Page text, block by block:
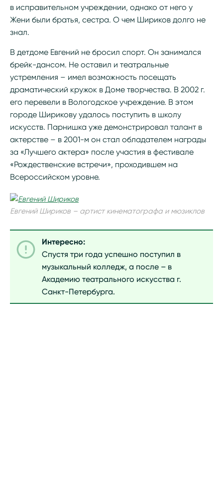
в исправительном учреждении, однако от него у
Жени были братья, сестра. О чем Шириков долго не
знал.
В детдоме Евгений не бросил спорт. Он занимался
брейк-дансом. Не оставил и театральные
устремления – имел возможность посещать
драматический кружок в Доме творчества. В 2002 г.
его перевели в Вологодское учреждение. В этом
городе Ширикову удалось поступить в школу
искусств. Парнишка уже демонстрировал талант в
актерстве – в 2001-м он стал обладателем награды
за «Лучшего актера» после участия в фестивале
«Рождественские встречи», проходившем на
Всероссийском уровне.
Евгений Шириков – артист кинематографа и мюзиклов
Интересно:
Спустя три года успешно поступил в
музыкальный колледж, а после – в
Академию театрального искусства г.
Санкт-Петербурга.